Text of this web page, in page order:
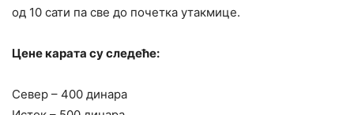
од 10 сати па све до почетка утакмице.
Цене карата су следеће:
Север – 400 динара